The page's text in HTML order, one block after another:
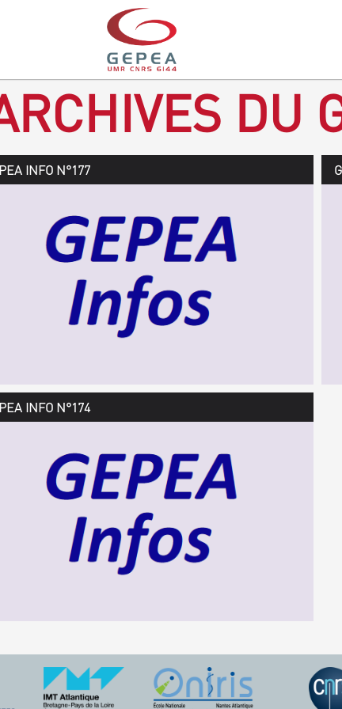
DU
Infos n°178
2019 > janvier 2020
TÉLÉCHARGEZ LE GEPEA INFOS
INFO N°177
Infos n°175
2018 > février 2019
TÉLÉCHARGEZ LE GEPEA INFOS
INFO N°174